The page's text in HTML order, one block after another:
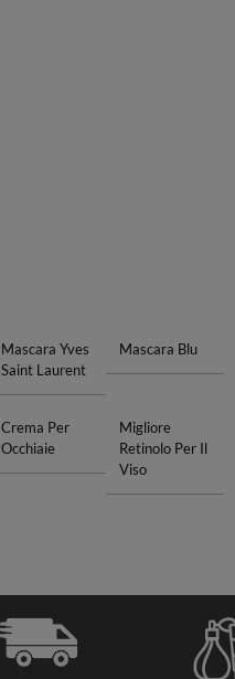
Mascara Yves
Saint Laurent
Mascara Blu
Crema Per
Occhiaie
Migliore
Retinolo Per Il
Viso